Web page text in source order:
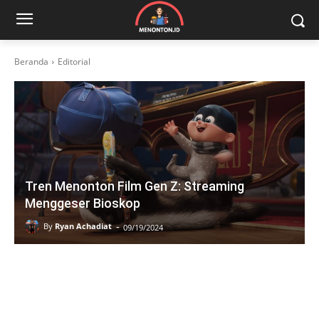
Beranda Editorial
Tren Menonton Film Gen Z: Streaming
Menggeser Bioskop
By Ryan Achadiat - 09/19/2024